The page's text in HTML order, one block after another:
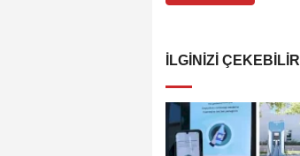
İLGINIZI ÇEKEBILIR